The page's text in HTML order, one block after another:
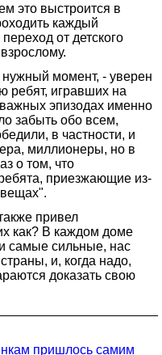
это выстроится в
каждый
от детского
момент, - уверен
ребят, игравших на
эпизодах именно
забыть обо всем,
в частности, и
миллионеры, но в
о том, что
приезжающие из-
привел
как? В каждом доме
самые сильные, нас
и, когда надо,
доказать свою
пришлось самим